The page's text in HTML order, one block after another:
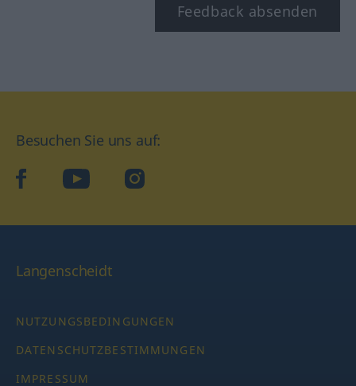
Feedback absenden
Besuchen Sie uns auf:
facebookYouTube Instagram
Langenscheidt
NUTZUNGSBEDINGUNGEN
DATENSCHUTZBESTIMMUNGEN
IMPRESSUM